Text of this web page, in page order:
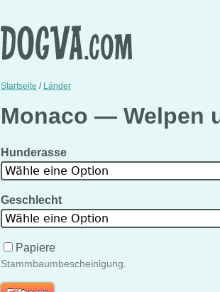
Startseite / Länder
Monaco — Welpen
Hunderasse
Wähle eine Option
Geschlecht
Wähle eine Option
Papiere
Stammbaumbescheinigung.